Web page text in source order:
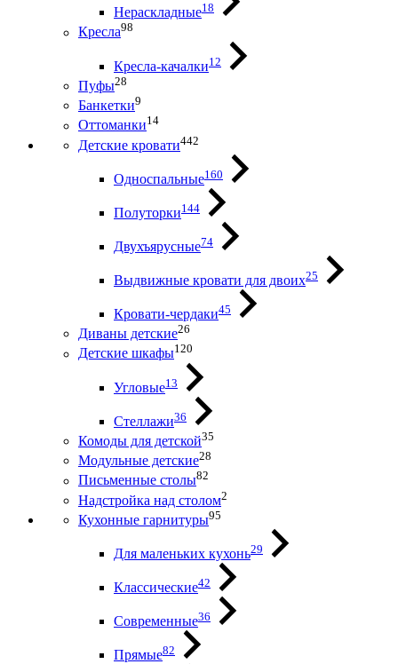
Нераскладные18
Кресла98
Кресла-качалки12
Пуфы28
Банкетки9
Оттоманки14
Детские кровати442
Односпальные160
Полуторки144
Двухъярусные74
Выдвижные кровати для двоих25
Кровати-чердаки45
Диваны детские26
Детские шкафы120
Угловые13
Стеллажи36
Комоды для детской35
Модульные детские28
Письменные столы82
Надстройка над столом2
Кухонные гарнитуры95
Для маленьких кухонь29
Классические42
Современные36
Прямые82